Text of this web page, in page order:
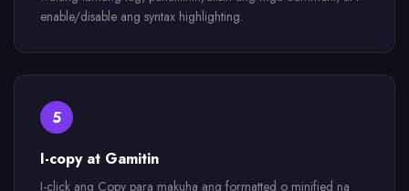
enable/disable ang syntax highlighting.
5
I-copy at Gamitin
I-click ang Copy para makuha ang formatted o minified na